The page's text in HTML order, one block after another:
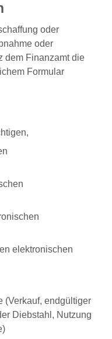
oder
oder
dem Finanzamt die
Formular
elektronischen
(Verkauf, endgültiger
Diebstahl, Nutzung